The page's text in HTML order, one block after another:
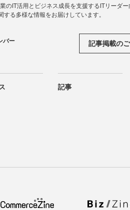
のIT活用とビジネス成長を支援するITリーダ
る多様な情報をお届けしています。
バー 記事掲載の
記事